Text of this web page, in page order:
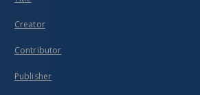
Creator
Contributor
Publisher